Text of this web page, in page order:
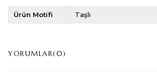
Ürün Motifi Taşlı
YORUMLAR(0)